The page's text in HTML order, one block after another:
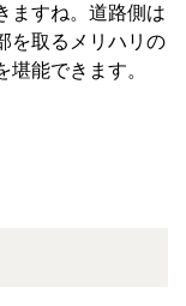
ますね。道路側は
を取るメリハリの
能できます。